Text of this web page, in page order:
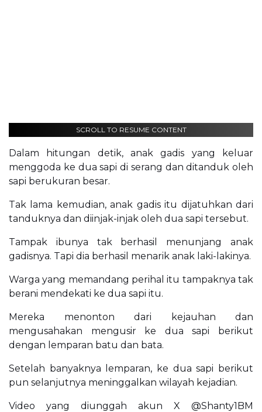
SCROLL TO RESUME CONTENT
Dalam hitungan detik, anak gadis yang keluar
menggoda ke dua sapi di serang dan ditanduk oleh
sapi berukuran besar.
Tak lama kemudian, anak gadis itu dijatuhkan dari
tanduknya dan diinjak-injak oleh dua sapi tersebut.
Tampak ibunya tak berhasil menunjang anak
gadisnya. Tapi dia berhasil menarik anak laki-lakinya.
Warga yang memandang perihal itu tampaknya tak
berani mendekati ke dua sapi itu.
Mereka menonton dari kejauhan dan
mengusahakan mengusir ke dua sapi berikut
dengan lemparan batu dan bata.
Setelah banyaknya lemparan, ke dua sapi berikut
pun selanjutnya meninggalkan wilayah kejadian.
Video yang diunggah akun X @Shanty1BM